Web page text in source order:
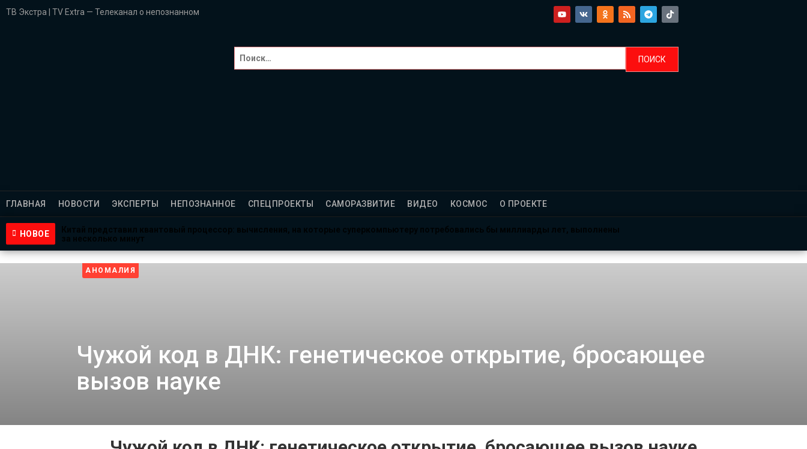
ТВ Экстра | TV Extra — Телеканал о непознанном
ГЛАВНАЯ НОВОСТИ ЭКСПЕРТЫ НЕПОЗНАННОЕ СПЕЦПРОЕКТЫ САМОРАЗВИТИЕ ВИДЕО КОСМОС О ПРОЕКТЕ
Саморазвитие
ВИДЕО
НОВОЕ
Китай представил квантовый процессор: вычисления, на которые суперкомпьютеру потребовались бы миллиарды лет, выполнены
за несколько минут
1 неделя назад
NASA ищет добровольцев для жизни на Луне и Марсе: готовы провести год в полной изоляции?
3 недели назад
Пентагон снова открыл архивы НЛО: вопросов стало больше, чем ответов
АНОМАЛИЯ
Чужой код в ДНК: генетическое открытие, бросающее
вызов науке